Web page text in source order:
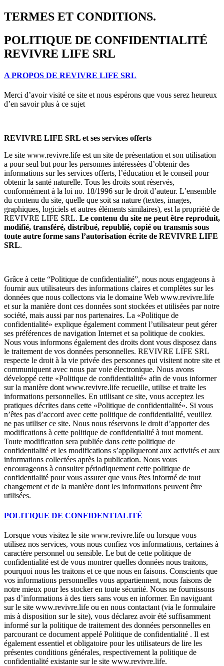
TERMES ET CONDITIONS.
POLITIQUE DE CONFIDENTIALITÉ
REVIVRE LIFE SRL
A PROPOS DE REVIVRE LIFE SRL
Merci d’avoir visité ce site et nous espérons que vous serez heureux
d’en savoir plus à ce sujet
REVIVRE LIFE SRL et ses services offerts
Le site www.revivre.life est un site de présentation et son utilisation
a pour seul but pour les personnes intéressées d’obtenir des
informations sur les services offerts, l’éducation et le conseil pour
obtenir la santé naturelle. Tous les droits sont réservés,
conformément à la loi no. 18/1996 sur le droit d’auteur. L’ensemble
du contenu du site, quelle que soit sa nature (textes, images,
graphiques, logiciels et autres éléments similaires), est la propriété de
REVIVRE LIFE SRL. Le contenu du site ne peut être reproduit,
modifié, transféré, distribué, republié, copié ou transmis sous
toute autre forme sans l’autorisation écrite de REVIVRE LIFE
SRL.
Grâce à cette “Politique de confidentialité”, nous nous engageons à
fournir aux utilisateurs des informations claires et complètes sur les
données que nous collectons via le domaine Web www.revivre.life
et sur la manière dont ces données sont stockées et utilisées par notre
société, mais aussi par nos partenaires. La «Politique de
confidentialité» explique également comment l’utilisateur peut gérer
ses préférences de navigation Internet et sa politique de cookies.
Nous vous informons également des droits dont vous disposez dans
le traitement de vos données personnelles. REVIVRE LIFE SRL
respecte le droit à la vie privée des personnes qui visitent notre site et
communiquent avec nous par voie électronique. Nous avons
développé cette «Politique de confidentialité» afin de vous informer
sur la manière dont www.revivre.life recueille, utilise et traite les
informations personnelles. En utilisant ce site, vous acceptez les
pratiques décrites dans cette «Politique de confidentialité». Si vous
n’êtes pas d’accord avec cette politique de confidentialité, veuillez
ne pas utiliser ce site. Nous nous réservons le droit d’apporter des
modifications à cette politique de confidentialité à tout moment.
Toute modification sera publiée dans cette politique de
confidentialité et les modifications s’appliqueront aux activités et aux
informations collectées après la publication. Nous vous
encourageons à consulter périodiquement cette politique de
confidentialité pour vous assurer que vous êtes informé de tout
changement et de la manière dont les informations peuvent être
utilisées.
POLITIQUE DE CONFIDENTIALITÉ
Lorsque vous visitez le site www.revivre.life ou lorsque vous
utilisez nos services, vous nous confiez vos informations, certaines à
caractère personnel ou sensible. Le but de cette politique de
confidentialité est de vous montrer quelles données nous traitons,
pourquoi nous les traitons et ce que nous en faisons. Conscients que
vos informations personnelles vous appartiennent, nous faisons de
notre mieux pour les stocker en toute sécurité. Nous ne fournissons
pas d’informations à des tiers sans vous en informer. En naviguant
sur le site www.revivre.life ou en nous contactant (via le formulaire
mis à disposition sur le site), vous déclarez avoir été suffisamment
informé sur la politique de traitement des données personnelles en
parcourant ce document appelé Politique de confidentialité . Il est
également essentiel et obligatoire pour les utilisateurs de lire les
présentes conditions générales, respectivement la politique de
confidentialité existante sur le site www.revivre.life.